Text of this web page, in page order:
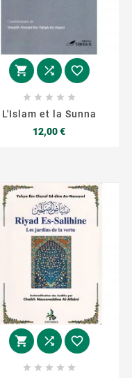
  
    
L'Islam et la Sunna
12,00 €Prix
  
    